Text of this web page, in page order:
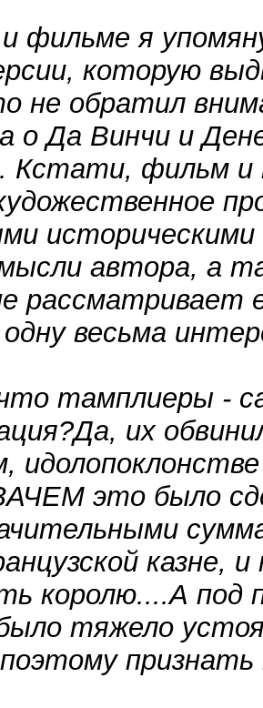
фильме я
которую
не обратил
о Да Винчи и
фильм и
автора, а
рассматривает
весьма
тамплиеры -
их
это было
казне,
королю....А
тяжело